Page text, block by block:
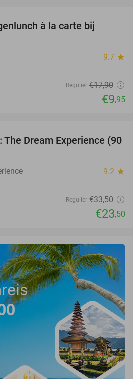
à la carte bij
9.7 star
Regulier €17,90
€9,95
30%
The Dream Experience (90
9.2 star
Regulier €33,50
€23,50